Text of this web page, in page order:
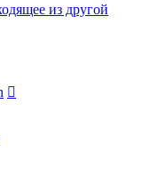
из другой